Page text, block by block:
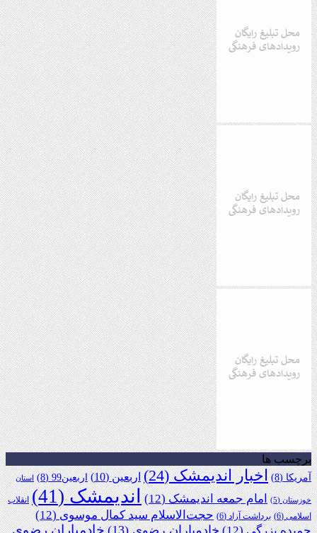
برچسب ها
آمریکا(8) اخبار اندیمشک(24) اربعین(10) اربعین99 (8) استان
خوزستان(5) امام جمعه اندیمشک(12) اندیمشک(41)
انقلاب
اسلامی(6) برداشت آزاد(6) حجت‌الاسلام سید کمال موسوی(12)
حمیده بزرگی(12) خادمیاران رضوی(13) خادمیاران رضوی